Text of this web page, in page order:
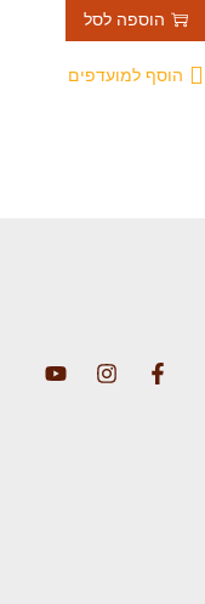
הוספה לסל
הוסף למועדפים